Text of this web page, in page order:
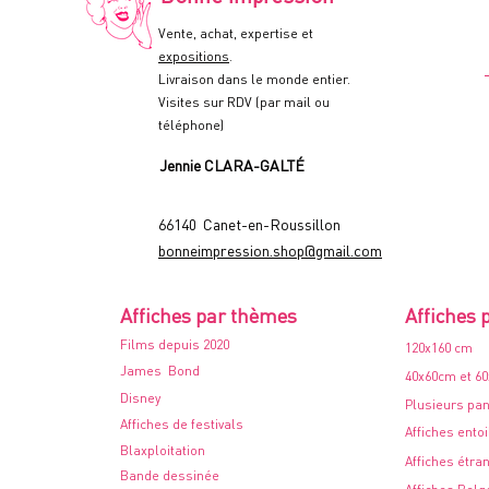
Vente, achat, expertise et
expositions
Livraison dans le monde entier.
Visites sur RDV (par mail ou
téléphone)
Jennie CLARA-GALTÉ
66140 Canet-en-Roussillon
bonneimpression.shop@gmail.com
Affiches par thèmes
Films depuis 2020
James Bond
Disney
Affiches de festivals
Blaxploitation
Bande dessinée
Affiches
120x160 cm
40x60cm et
Plusieurs
Affiches
Affiches